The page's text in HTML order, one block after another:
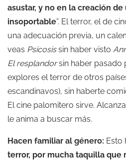
asustar, y no en la creación de
insoportable”. El terror, el de
una adecuación previa, un
veas Psicosissin haber visto
El resplandorsin haber pasado
explores el terror de otros
escandinavos), sin haberte
El cine palomitero sirve.
le anima a buscar más.
Hacen familiar al género: Esto
terror, por mucha taquilla que